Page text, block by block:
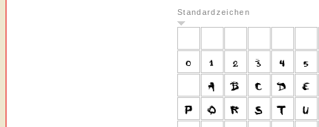
Standardzeichen